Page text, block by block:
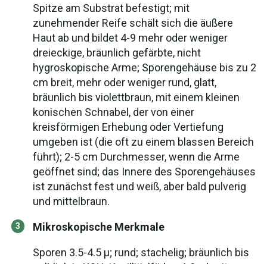
Spitze am Substrat befestigt; mit
zunehmender Reife schält sich die äußere
Haut ab und bildet 4-9 mehr oder weniger
dreieckige, bräunlich gefärbte, nicht
hygroskopische Arme; Sporengehäuse bis zu 2
cm breit, mehr oder weniger rund, glatt,
bräunlich bis violettbraun, mit einem kleinen
konischen Schnabel, der von einer
kreisförmigen Erhebung oder Vertiefung
umgeben ist (die oft zu einem blassen Bereich
führt); 2-5 cm Durchmesser, wenn die Arme
geöffnet sind; das Innere des Sporengehäuses
ist zunächst fest und weiß, aber bald pulverig
und mittelbraun.
Mikroskopische Merkmale
Sporen 3.5-4.5 µ; rund; stachelig; bräunlich bis